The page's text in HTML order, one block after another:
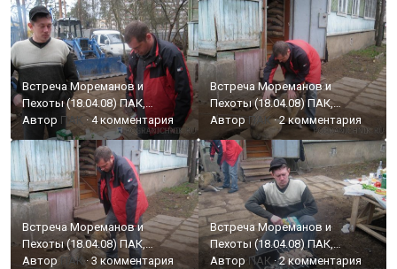
Встреча Мореманов и
Пехоты (18.04.08) ПАК,
РОДЖЕР, ПСБ, Лева
Автор ПАК ·4 комментария
Встреча Мореманов и
Пехоты (18.04.08) ПАК,
РОДЖЕР, ПСБ, Лева
Автор ПАК·2 комментария
Встреча Мореманов и
Пехоты (18.04.08) ПАК,
РОДЖЕР, ПСБ, Лева
АвторПАК·3 комментария
Встреча Мореманов и
Пехоты (18.04.08) ПАК,
РОДЖЕР, ПСБ, Лева
АвторПАК·2 комментария